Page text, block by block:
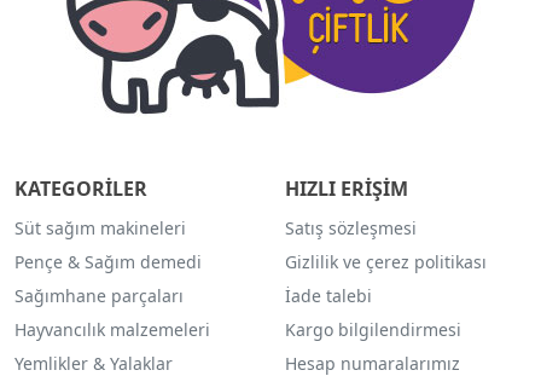
KATEGORİLER
Süt sağım makineleri
Pençe & Sağım demedi
Sağımhane parçaları
Hayvancılık malzemeleri
Yemlikler & Yalaklar
HIZLI ERİŞİM
Satış sözleşmesi
Gizlilik ve çerez politikası
İade talebi
Kargo bilgilendirmesi
Hesap numaralarımız